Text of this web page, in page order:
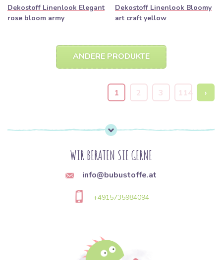
Dekostoff Linenlook Elegant
rose bloom army
Dekostoff Linenlook Bloomy
art craft yellow
ANDERE PRODUKTE
1 2 3 114 ›
WIR BERATEN SIE GERNE
info@bubustoffe.at
+4915735984094